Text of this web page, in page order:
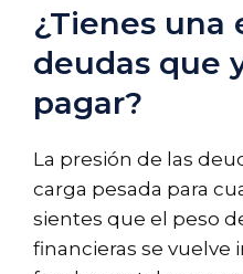
¿Tienes una
deudas que
pagar?
La presión de las
carga pesada para
sientes que el peso
financieras se vuelve